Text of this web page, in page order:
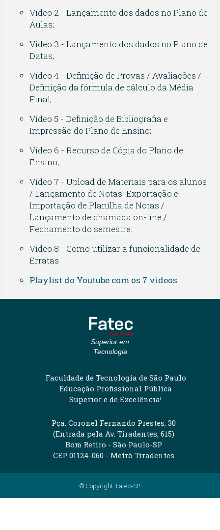
Vídeo 2 - Lançamento dos dados no Plano de
Aulas;
Vídeo 3 - Lançamento dos dados no Plano de
Datas;
Vídeo 4 - Definição de Provas / Avaliações /
Definição da fórmula de cálculo da Média
Final;
Vídeo 5 - Definição de Bibliografia e
Impressão do Plano de Ensino;
Vídeo 6 - Recurso de Cópia do Plano de
Ensino;
Vídeo 7 - Upload de Materiais para os alunos
/ Lançamento de Notas. Exportação e
Importação de Planilha de Notas /
Lançamento de chamada on-line /
Fechamento do semestre.
Vídeo 8 - Como utilizar a funcionalidade de
Erratas
Playlist do Youtube com os 7 vídeos.
Superior em
Tecnologia
Faculdade de Tecnologia de São Paulo
Educação Profissional Pública
Superior e de Excelência!
Pça. Coronel Fernando Prestes, 30
(Entrada pela Av. Tiradentes, 615)
Bom Retiro - São Paulo-SP
CEP 01124-060 - Metrô Tiradentes
© Copyright: Fatec-SP